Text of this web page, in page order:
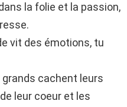
la folie et la passion,
vit des émotions, tu
grands cachent leurs
leur coeur et les